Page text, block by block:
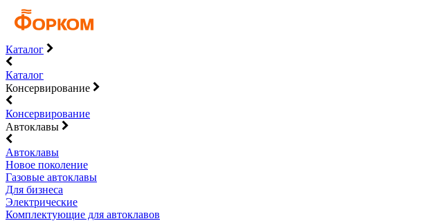
Каталог
Каталог
Консервирование
Консервирование
Автоклавы
Автоклавы
Новое поколение
Газовые автоклавы
Для бизнеса
Электрические
Комплектующие для автоклавов